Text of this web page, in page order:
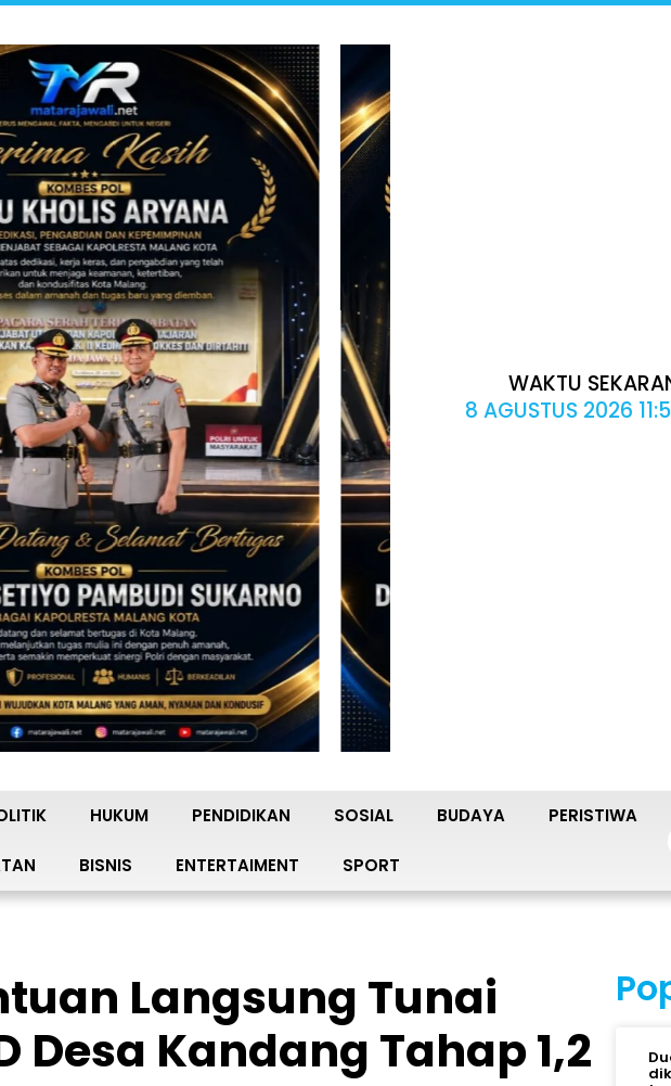
WAKTU
8 AGUSTUS 2026
HUKUM PENDIDIKAN SOSIAL BUDAYA PERISTIWA
BISNIS ENTERTAIMENT SPORT
Langsung Tunai
Desa Kandang Tahap 1,2